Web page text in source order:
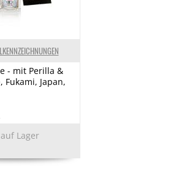
- mit Perilla &
Fukami, Japan,
Lager